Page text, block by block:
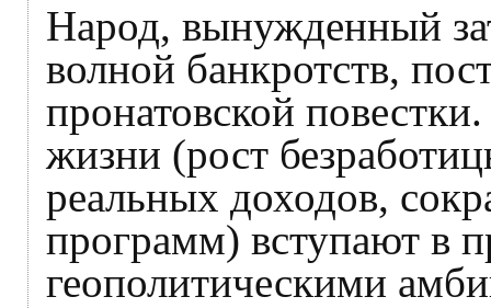
Народ, вынужденный
волной банкротств,
пронатовской
жизни (рост
реальных доходов,
программ) вступают в
геополитическими